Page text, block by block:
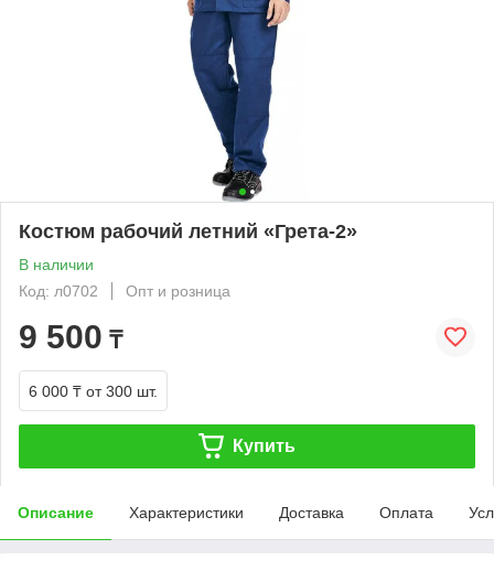
Костюм рабочий летний «Грета-2»
В наличии
Код: л0702
Опт и розница
9 500 ₸
6 000 ₸ от 300 шт.
Купить
Описание Характеристики Доставка Оплата